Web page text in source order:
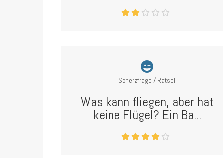
Scherzfrage / Rätsel
Was kann fliegen, aber hat
keine Flügel? Ein Ba...